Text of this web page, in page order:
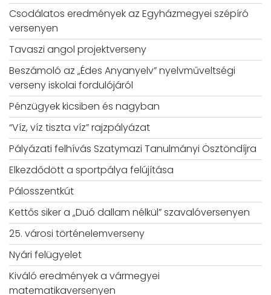
Csodálatos eredmények az Egyházmegyei szépíró
versenyen
Tavaszi angol projektverseny
Beszámoló az „Édes Anyanyelv” nyelvműveltségi
verseny iskolai fordulójáról
Pénzügyek kicsiben és nagyban
“Víz, víz tiszta víz” rajzpályázat
Pályázati felhívás Szatymazi Tanulmányi Ösztöndíjra
Elkezdődött a sportpálya felújítása
Pálosszentkút
Kettős siker a „Duó dallam nélkül” szavalóversenyen
25. városi történelemverseny
Nyári felügyelet
Kiváló eredmények a vármegyei
matematikaversenyen